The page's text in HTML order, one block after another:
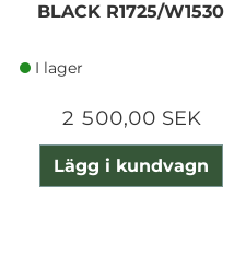
BLACK R1725/W1530
I lager
2 500,00 SEK
Lägg i kundvagn